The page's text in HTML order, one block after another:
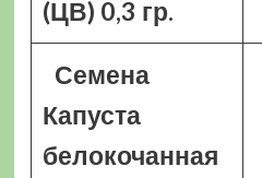
(ЦВ) 0,3 гр.
Семена
Капуста
белокочанная